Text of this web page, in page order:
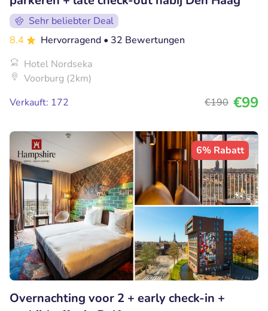
Sehr beliebter Deal
8.4
Hervorragend • 32 Bewertungen
Hotel Nordseka
Voorburg (2km)
Verkauft: 172
€190 €99
6% Rabatt
Overnachting voor 2 + early check-in +